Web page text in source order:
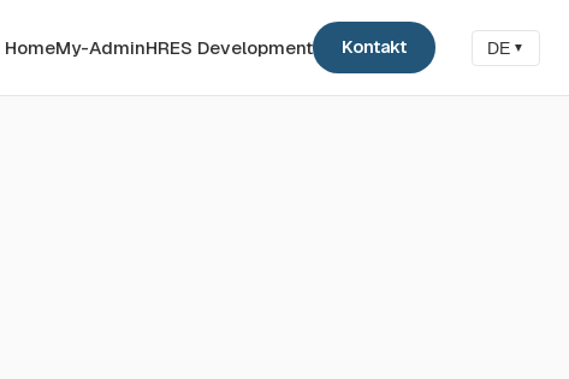
HomeMy-AdminHRES Development Kontakt DE ▼